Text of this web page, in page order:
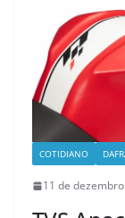
COTIDIANO
11 de